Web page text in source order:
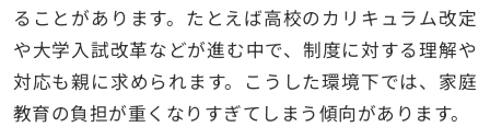
ることがあります。たとえば高校のカリキュラム改定
や大学入試改革などが進む中で、制度に対する理解や
対応も親に求められます。こうした環境下では、家庭
教育の負担が重くなりすぎてしまう傾向があります。